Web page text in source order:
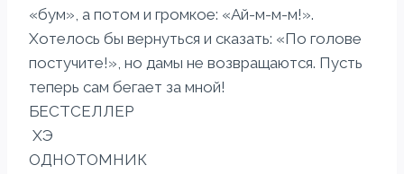
«бум», а потом и громкое: «Ай-м-м-м!».
Хотелось бы вернуться и сказать: «По голове
постучите!», но дамы не возвращаются. Пусть
теперь сам бегает за мной!
БЕСТСЕЛЛЕР
ХЭ
ОДНОТОМНИК